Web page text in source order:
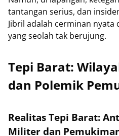
tantangan serius, dan
Jibril adalah cerminan nyata
yang seolah tak berujung.
Tepi Barat:
dan Polemik
Realitas Tepi Barat:
Militer dan